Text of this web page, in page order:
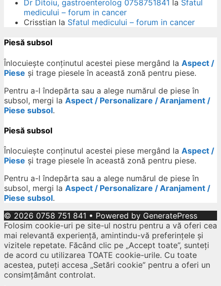
Dr Ditoiu, gastroenterolog 0758751841 la Sfatul
medicului – forum in cancer
Crisstian la Sfatul medicului – forum in cancer
Piesă subsol
Înlocuiește conținutul acestei piese mergând la Aspect /
Piese și trage piesele în această zonă pentru piese.
Pentru a-l îndepărta sau a alege numărul de piese în
subsol, mergi la Aspect / Personalizare / Aranjament /
Piese subsol.
Piesă subsol
Înlocuiește conținutul acestei piese mergând la Aspect /
Piese și trage piesele în această zonă pentru piese.
Pentru a-l îndepărta sau a alege numărul de piese în
subsol, mergi la Aspect / Personalizare / Aranjament /
Piese subsol.
© 2026 0758 751 841 • Powered by GeneratePress
Folosim cookie-uri pe site-ul nostru pentru a vă oferi cea
mai relevantă experiență, amintindu-vă preferințele și
vizitele repetate. Făcând clic pe „Accept toate”, sunteți
de acord cu utilizarea TOATE cookie-urile. Cu toate
acestea, puteți accesa „Setări cookie” pentru a oferi un
consimțământ controlat.